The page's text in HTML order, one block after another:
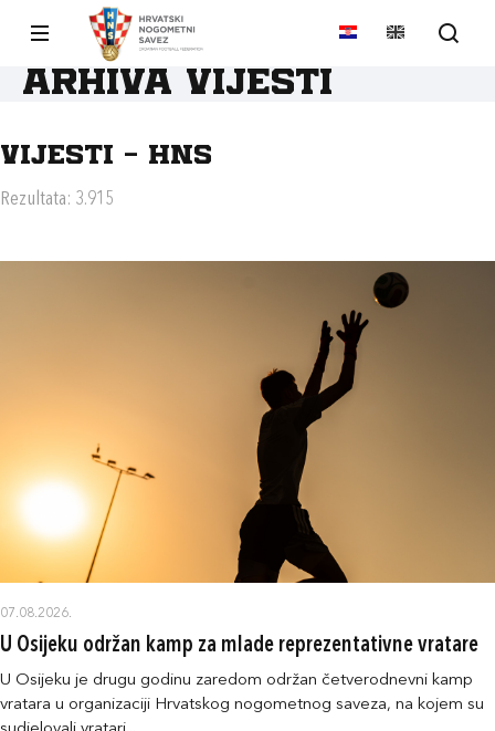
Arhiva vijesti
Vijesti - HNS
Rezultata: 3.915
07.08.2026.
U Osijeku održan kamp za mlade reprezentativne vratare
U Osijeku je drugu godinu zaredom održan četverodnevni kamp
vratara u organizaciji Hrvatskog nogometnog saveza, na kojem su